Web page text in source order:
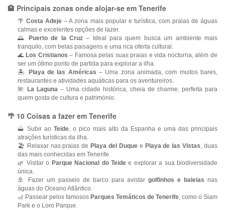
🏨 Principais zonas onde alojar-se em Tenerife
🌴Costa Adeje – A zona mais popular e turística, com praias de águas
calmas e excelentes opções de lazer.
🌅
Puerto de la Cruz– Ideal para quem busca um ambiente mais
tranquilo, com belas paisagens e uma rica oferta cultural.
🌊 Los Cristianos – Famosa pelas suas praias e vida nocturna, além de
ser um ótimo ponto de partida para explorar a ilha.
🏝️
Playa de las Américas – Uma zona animada, com muitos bares,
restaurantes e atividades aquáticas para os aventureiros.
🌺
La Laguna – Uma cidade histórica, cheia de charme, perfeita para
quem gosta de cultura e património.
🌴 10 Coisas a fazer em Tenerife
🗻 Subir ao Teide, o pico mais alto da Espanha e uma das principais
atrações turísticas da ilha.
🏖 Relaxar nas praias de Playa del Duquee Playa de las Vistas, duas
das mais conhecidas em Tenerife.
🌿 Visitar o Parque Nacional do Teidee explorar a sua biodiversidade
única.
🚢 Fazer um passeio de barco para avistar golfinhos e baleias nas
águas do Oceano Atlântico.
🎢 Passear pelos famosos Parques Temáticos de Tenerife, como o Siam
Park e o Loro Parque.